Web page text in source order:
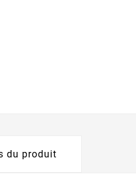
du produit